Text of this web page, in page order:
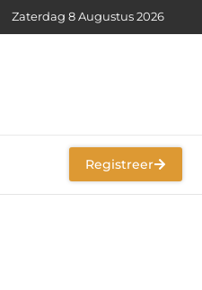
Zaterdag 8 Augustus 2026
Registreer